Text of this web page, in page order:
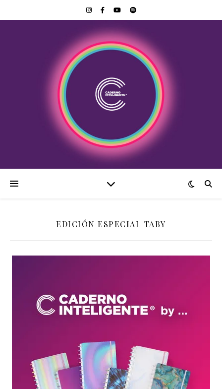
EDICIÓN ESPECIAL TABY